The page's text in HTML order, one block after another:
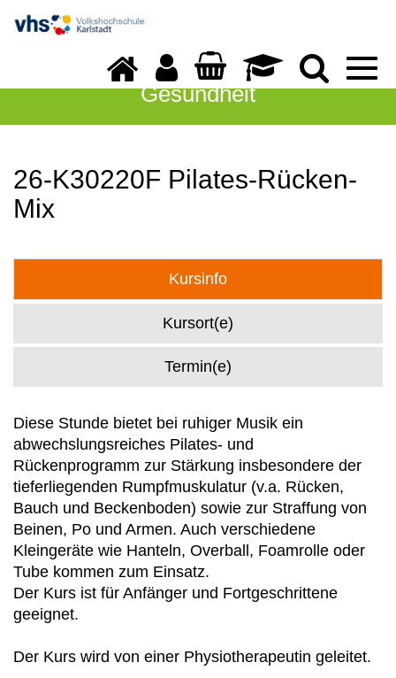
Gesundheit
26-K30220F Pilates-Rücken-
Mix
Kursinfo
Kursort(e)
Termin(e)
Diese Stunde bietet bei ruhiger Musik ein
abwechslungsreiches Pilates- und
Rückenprogramm zur Stärkung insbesondere der
tieferliegenden Rumpfmuskulatur (v.a. Rücken,
Bauch und Beckenboden) sowie zur Straffung von
Beinen, Po und Armen. Auch verschiedene
Kleingeräte wie Hanteln, Overball, Foamrolle oder
Tube kommen zum Einsatz.
Der Kurs ist für Anfänger und Fortgeschrittene
geeignet.
Der Kurs wird von einer Physiotherapeutin geleitet.